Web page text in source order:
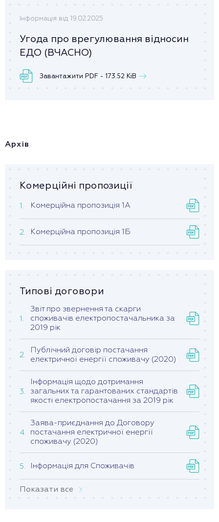
Інформація від 19.02.2025
Угода про врегулювання відносин
ЕДО (ВЧАСНО)
Завантажити PDF - 173.52 KiB
Архів
Комерційні пропозиції
Комерційна пропозиція 1А
Комерційна пропозиція 1Б
Типові договори
Звіт про звернення та скарги
споживачів електропостачальника за
2019 рік
Публічний договір постачання
електричної енергії споживачу (2020)
Інформація щодо дотримання
загальних та гарантованих стандартів
якості електропостачання за 2019 рік
Заява-приєднання до Договору
постачання електричної енергії
споживачу (2020)
Інформація для Споживачів
Показати все